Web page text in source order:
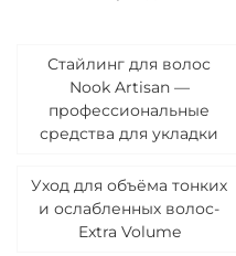
Стайлинг для волос
Nook Artisan —
профессиональные
средства для укладки
Уход для объёма тонких
и ослабленных волос-
Extra Volume